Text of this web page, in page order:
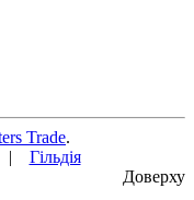
Trade.
Гільдія
Доверху